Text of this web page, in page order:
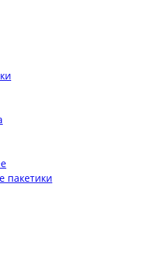
пакетики